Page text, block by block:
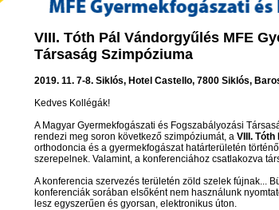
VIII. Tóth Pál Vándorgyűlés MFE
Társaság Szimpóziuma
2019. 11. 7-8. Siklós, Hotel Castello, 7800 Siklós,
Kedves Kollégák!
A Magyar Gyermekfogászati és Fogszabályozási
rendezi meg soron következő szimpóziumát, a VIII.
orthodoncia és a gyermekfogászat határterületén
szerepelnek. Valamint, a konferenciához csatlakozva
A konferencia szervezés területén zöld szelek fújnak...
konferenciák sorában elsőként nem használunk
lesz egyszerűen és gyorsan, elektronikus úton.